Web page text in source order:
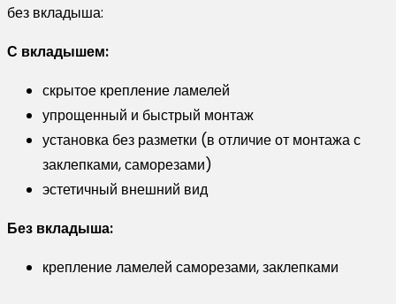
без вкладыша:
С вкладышем:
скрытое крепление ламелей
упрощенный и быстрый монтаж
установка без разметки (в отличие от монтажа с
заклепками, саморезами)
эстетичный внешний вид
Без вкладыша:
крепление ламелей саморезами, заклепками